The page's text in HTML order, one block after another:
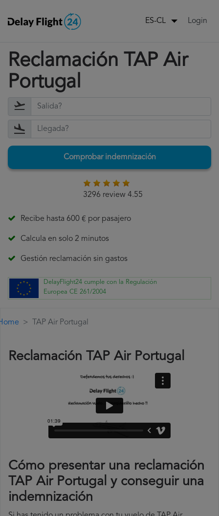
ES-CL Login
Reclamación TAP Air
Portugal
Comprobar indemnización
3296 review 4.55
Recibe hasta 600 € por pasajero
Calcula en solo 2 minutos
Gestión reclamación sin gastos
DelayFlight24 cumple con la Regulación
Europea CE 261/2004
TAP Air Portugal
Reclamación TAP Air Portugal
Cómo presentar una reclamación
TAP Air Portugal y conseguir una
indemnización